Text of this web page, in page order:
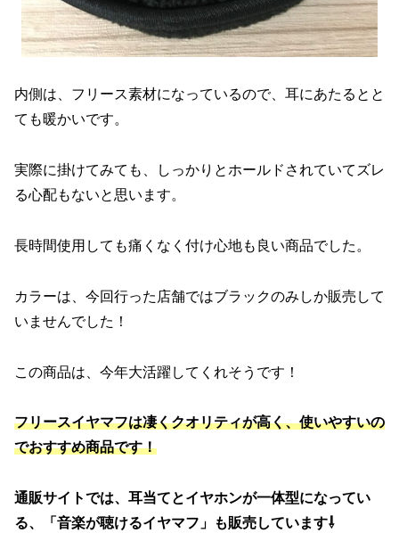
内側は、フリース素材になっているので、耳にあたるとと
ても暖かいです。
実際に掛けてみても、しっかりとホールドされていてズレ
る心配もないと思います。
長時間使用しても痛くなく付け心地も良い商品でした。
カラーは、今回行った店舗ではブラックのみしか販売して
いませんでした！
この商品は、今年大活躍してくれそうです！
フリースイヤマフは凄くクオリティが高く、使いやすいの
でおすすめ商品です！
通販サイトでは、耳当てとイヤホンが一体型になってい
る、「音楽が聴けるイヤマフ」も販売しています⇩